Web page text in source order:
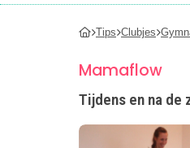
Tips Clubjes
Mamaflow
Tijdens en na de